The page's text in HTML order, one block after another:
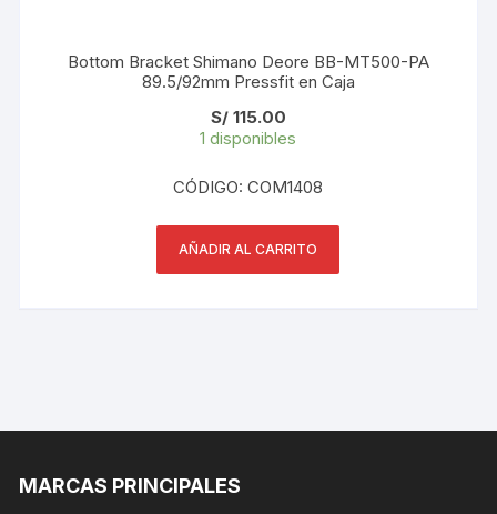
Bottom Bracket Shimano Deore BB-MT500-PA
89.5/92mm Pressfit en Caja
S/115.00
1 disponibles
CÓDIGO: COM1408
AÑADIR AL CARRITO
MARCAS PRINCIPALES